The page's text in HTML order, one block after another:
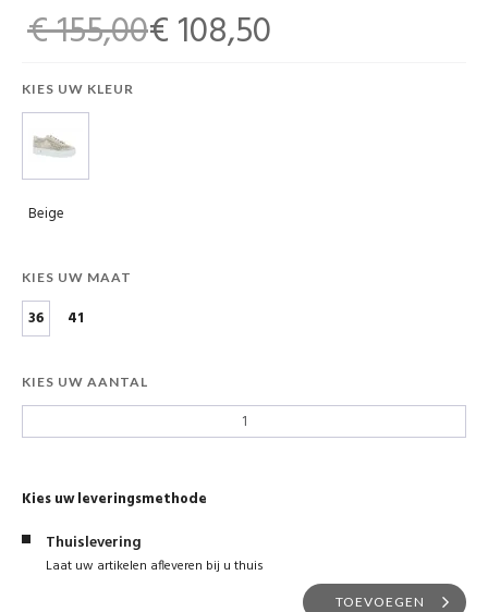
€ 155,00€ 108,50
KIES UW KLEUR
Beige
KIES UW MAAT
36 41
KIES UW AANTAL
Kies uw leveringsmethode
Thuislevering
Laat uw artikelen afleveren bij u thuis
TOEVOEGEN